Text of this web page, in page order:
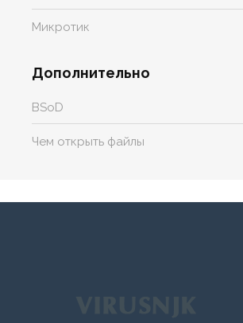
Микротик
Дополнительно
BSoD
Чем открыть файлы